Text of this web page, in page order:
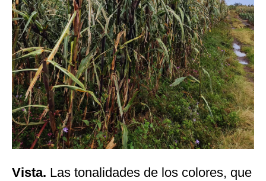
Vista. Las tonalidades de los colores, que